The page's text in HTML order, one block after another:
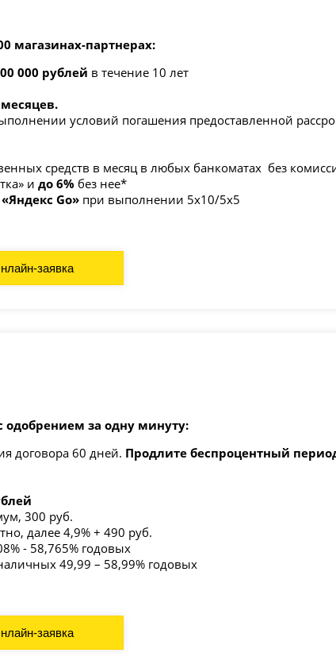
магазинах-партнерах:
000 рублей в течение 10 лет
условий погашения предоставленной
средств в месяц в любых банкоматах без
и до 6% без нее*
«Яндекс Go» при выполнении 5х10/5х5
заявка
одобрением за одну минуту:
договора 60 дней. Продлите беспроцентный
300 руб.
далее 4,9% + 490 руб.
- 58,765% годовых
49,99 – 58,99% годовых
заявка